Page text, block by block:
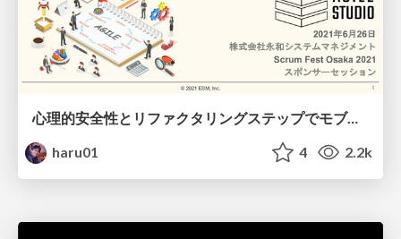
心理的安全性とリファクタリングステップでモブプログラミングはめっちゃ輝く
haru01
4 2.2k